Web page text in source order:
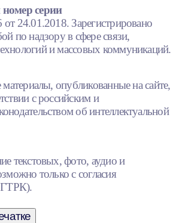
серии
24.01.2018. Зарегистрировано
по надзору в сфере связи,
и массовых коммуникаций.
опубликованные на сайте,
с российским и
об интеллектуальной
текстовых, фото, аудио и
только с согласия